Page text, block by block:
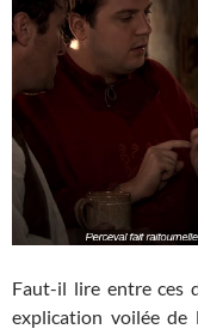
Faut-il lire entre ces
explication voilée de